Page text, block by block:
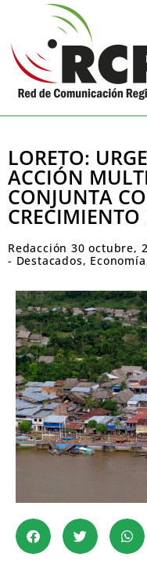
LORETO:
ACCIÓN
CONJUNTA
Redacción 30 octubre,
- Destacados, Economía